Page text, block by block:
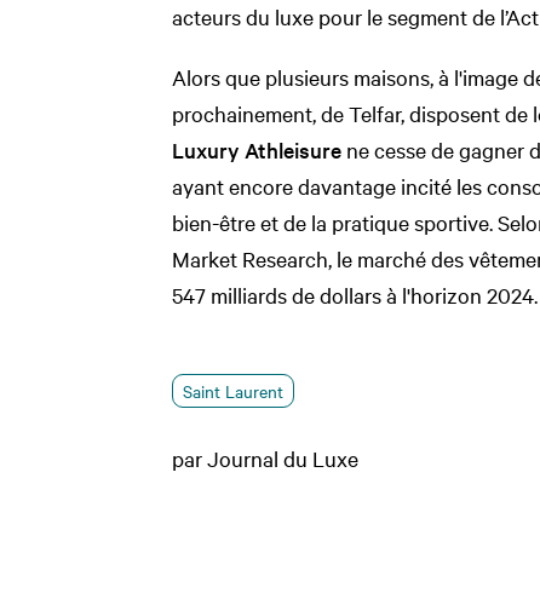
acteurs du luxe pour le segment de
Alors que plusieurs maisons, à l'image
prochainement, de Telfar, disposent
Luxury Athleisure ne cesse de gagner
ayant encore davantage incité les
bien-être et de la pratique sportive.
Market Research, le marché des
547 milliards de dollars à l'horizon 2024.
Saint Laurent
par Journal du Luxe